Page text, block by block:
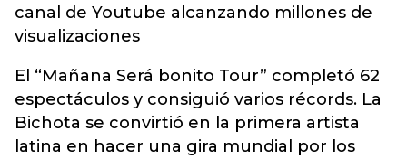
canal de Youtube alcanzando millones de
visualizaciones
El “Mañana Será bonito Tour” completó 62
espectáculos y consiguió varios récords. La
Bichota se convirtió en la primera artista
latina en hacer una gira mundial por los